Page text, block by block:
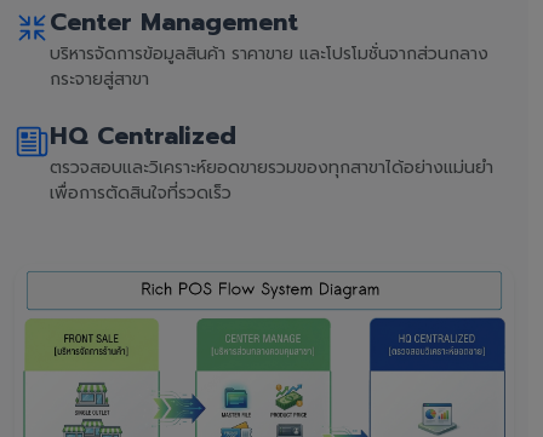
Center Management
บริหารจัดการข้อมูลสินค้า ราคาขาย และโปรโมชั่นจากส่วนกลาง
กระจายสู่สาขา
HQ Centralized
ตรวจสอบและวิเคราะห์ยอดขายรวมของทุกสาขาได้อย่างแม่นยำ
เพื่อการตัดสินใจที่รวดเร็ว